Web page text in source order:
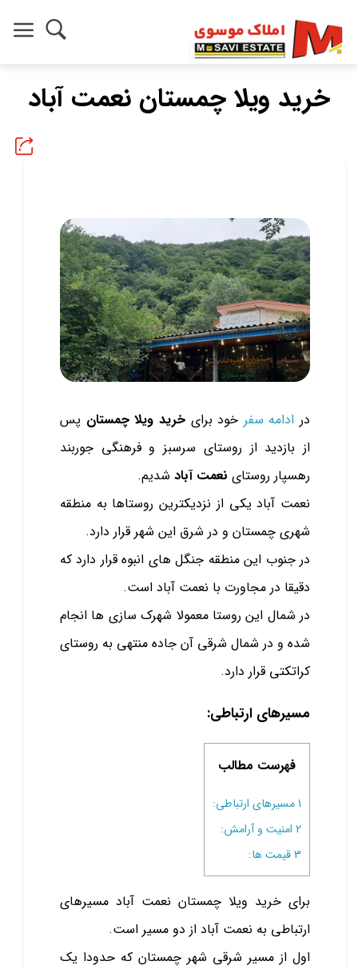
خرید ویلا چمستان نعمت آباد
در ادامه سفر خود برایخرید ویلا چمستان پس
از بازدید از روستای سرسبز و فرهنگی جوربند
رهسپار روستای نعمت آباد شدیم.
نعمت آباد یکی از نزدیکترین روستاها به منطقه
شهری چمستان و در شرق این شهر قرار دارد.
در جنوب این منطقه جنگل های انبوه قرار دارد که
دقیقا در مجاورت با نعمت آباد است.
در شمال این روستا معمولا شهرک سازی ها انجام
شده و در شمال شرقی آن جاده منتهی به روستای
کراتکتی قرار دارد.
مسیرهای ارتباطی:
فهرست مطالب
1مسیرهای ارتباطی:
2 امنیت و آرامش:
3قیمت ها:
برای خرید ویلا چمستان نعمت آباد مسیرهای
ارتباطی به نعمت آباد از دو مسیر است.
اول از مسیر شرقی شهر چمستان که حدودا یک